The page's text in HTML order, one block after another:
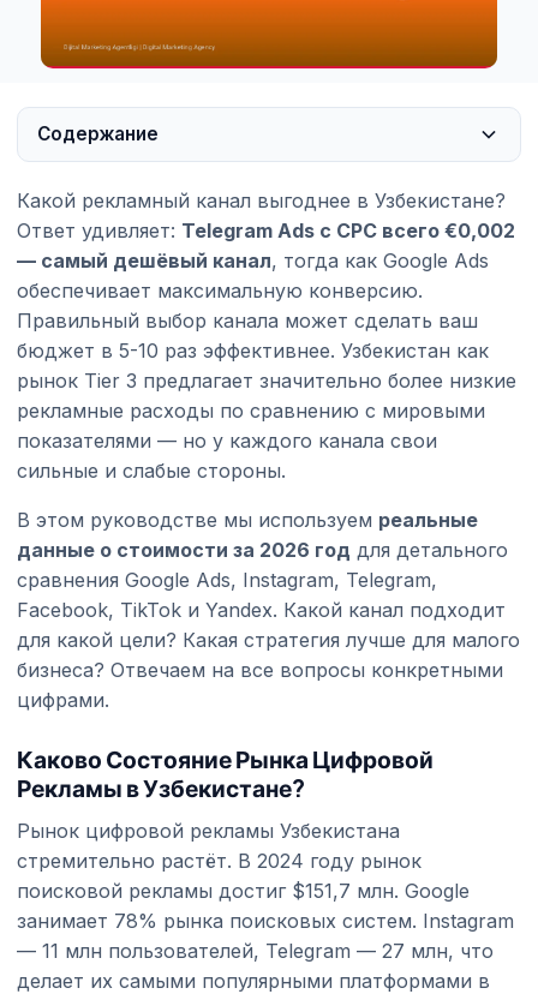
Содержание
Какой рекламный канал выгоднее в Узбекистане?
Ответ удивляет: Telegram Ads с CPC всего €0,002
— самый дешёвый канал, тогда как Google Ads
обеспечивает максимальную конверсию.
Правильный выбор канала может сделать ваш
бюджет в 5-10 раз эффективнее. Узбекистан как
рынок Tier 3 предлагает значительно более низкие
рекламные расходы по сравнению с мировыми
показателями — но у каждого канала свои
сильные и слабые стороны.
В этом руководстве мы используем реальные
данные о стоимости за 2026 год для детального
сравнения Google Ads, Instagram, Telegram,
Facebook, TikTok и Yandex. Какой канал подходит
для какой цели? Какая стратегия лучше для малого
бизнеса? Отвечаем на все вопросы конкретными
цифрами.
Каково Состояние Рынка Цифровой
Рекламы в Узбекистане?
Рынок цифровой рекламы Узбекистана
стремительно растёт. В 2024 году рынок
поисковой рекламы достиг $151,7 млн. Google
занимает 78% рынка поисковых систем. Instagram
— 11 млн пользователей, Telegram — 27 млн, что
делает их самыми популярными платформами в